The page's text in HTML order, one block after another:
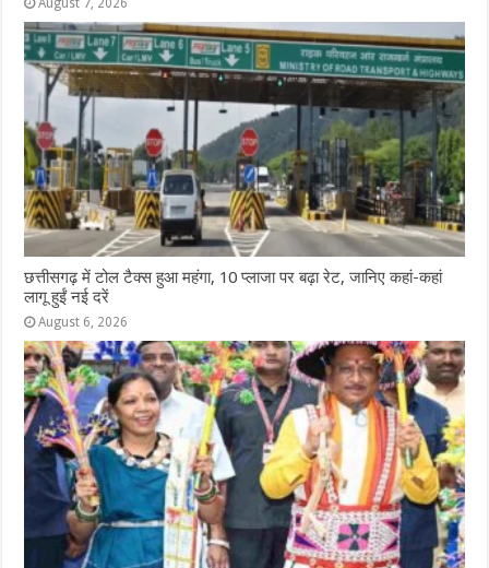
August 7, 2026
छत्तीसगढ़ में टोल टैक्स हुआ महंगा, 10 प्लाजा पर बढ़ा रेट, जानिए कहां-कहां
लागू हुईं नई दरें
August 6, 2026